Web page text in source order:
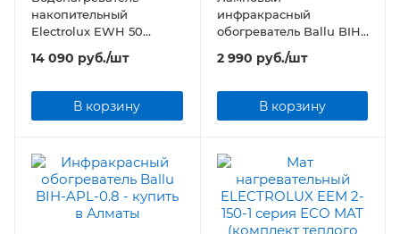
накопительный
Electrolux EWH 50
AXIOmatic Slim
14 090 руб./шт
В корзину
инфракрасный
обогреватель Ballu BIH-
2 990 руб./шт
В корзину